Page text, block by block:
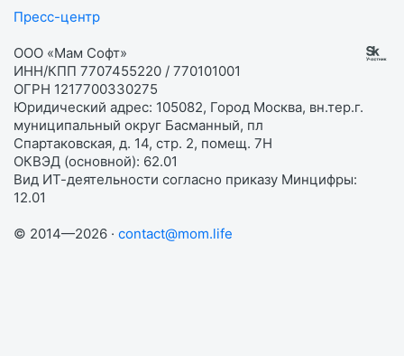
Пресс-центр
ООО «Мам Софт»
ИНН/КПП 7707455220 / 770101001
ОГРН 1217700330275
Юридический адрес: 105082, Город Москва, вн.тер.г.
муниципальный округ Басманный, пл
Спартаковская, д. 14, стр. 2, помещ. 7Н
ОКВЭД (основной): 62.01
Вид ИТ-деятельности согласно приказу Минцифры:
12.01
© 2014—2026 · contact@mom.life